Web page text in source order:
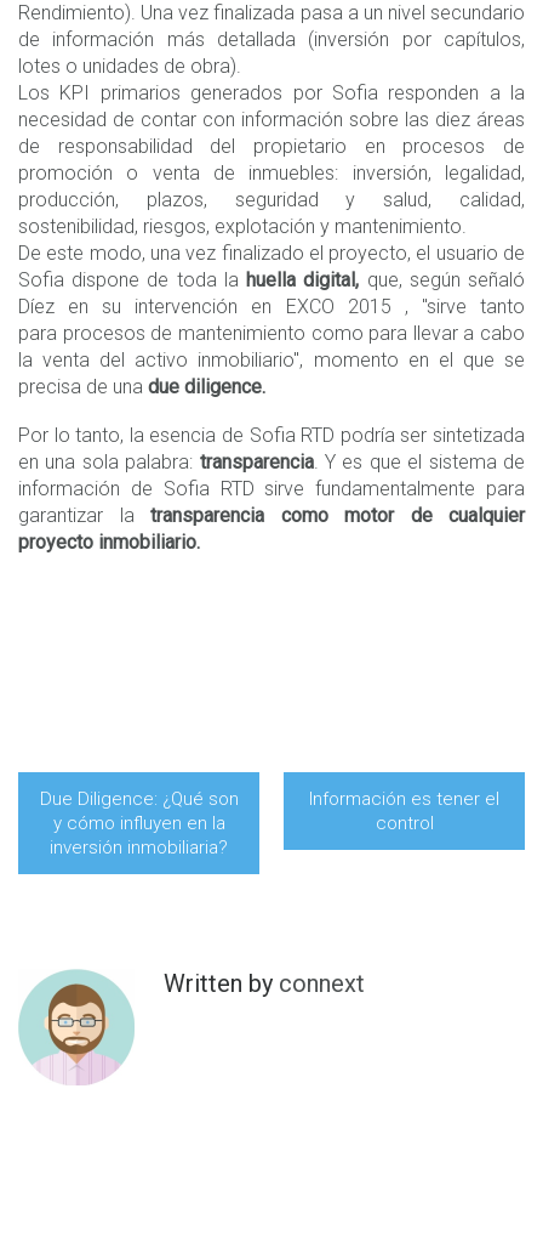
Rendimiento). Una vez finalizada pasa a un nivel secundario
de información más detallada (inversión por capítulos,
lotes o unidades de obra).
Los KPI primarios generados por Sofia responden a la
necesidad de contar con información sobre las diez áreas
de responsabilidad del propietario en procesos de
promoción o venta de inmuebles: inversión, legalidad,
producción, plazos, seguridad y salud, calidad,
sostenibilidad, riesgos, explotación y mantenimiento.
De este modo, una vez finalizado el proyecto, el usuario de
Sofia dispone de toda la huella digital, que, según señaló
Díez en su intervención en EXCO 2015 , "sirve tanto
para procesos de mantenimiento como para llevar a cabo
la venta del activo inmobiliario", momento en el que se
precisa de una due diligence.
Por lo tanto, la esencia de Sofia RTD podría ser sintetizada
en una sola palabra: transparencia. Y es que el sistema de
información de Sofia RTD sirve fundamentalmente para
garantizar la transparencia como motor de cualquier
proyecto inmobiliario.
Due Diligence: ¿Qué son
y cómo influyen en la
inversión inmobiliaria?
Información es tener el
control
Written by connext